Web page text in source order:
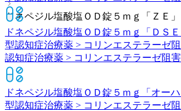
ドネペジル塩酸塩ＯＤ錠５ｍｇ「ＺＥ」
ドネペジル塩酸塩ＯＤ錠５ｍｇ「ＤＳＥ
型認知症治療薬 > コリンエステラーゼ
認知症治療薬 > コリンエステラーゼ阻
ドネペジル塩酸塩ＯＤ錠５ｍｇ「オーハ
型認知症治療薬 > コリンエステラーゼ